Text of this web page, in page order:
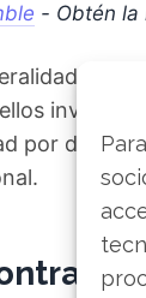
- Obtén la
el
por